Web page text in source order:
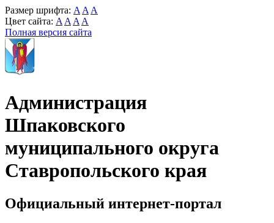
Размер шрифта: A A A
Цвет сайта: A A A A
Полная версия сайта
Администрация
Шпаковского
муниципального округа
Ставропольского края
Официальный интернет-портал